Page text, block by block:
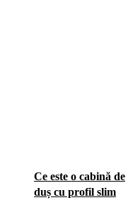
Ce este o cabină de
duș cu profil slim